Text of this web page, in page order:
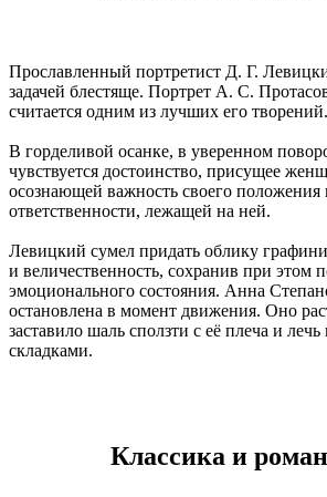
Прославленный портретист Д. Г.
задачей блестяще. Портрет А. С.
считается одним из лучших его творений.
В горделивой осанке, в уверенном
чувствуется достоинство, присущее
осознающей важность своего
ответственности, лежащей на ней.
Левицкий сумел придать облику
и величественность, сохранив при этом
эмоционального состояния. Анна
остановлена в момент движения. Оно
заставило шаль сползти с её плеча и
складками.
Классика и